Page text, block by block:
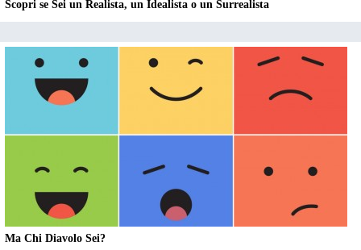
Scopri se Sei un Realista, un Idealista o un Surrealista
Ma Chi Diavolo Sei?